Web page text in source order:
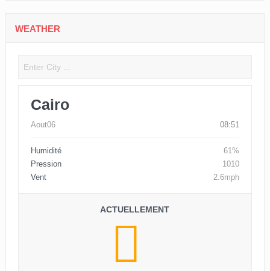
WEATHER
Cairo
Aout06 08:51
Humidité
61%
Pression
1010
Vent
2.6mph
ACTUELLEMENT